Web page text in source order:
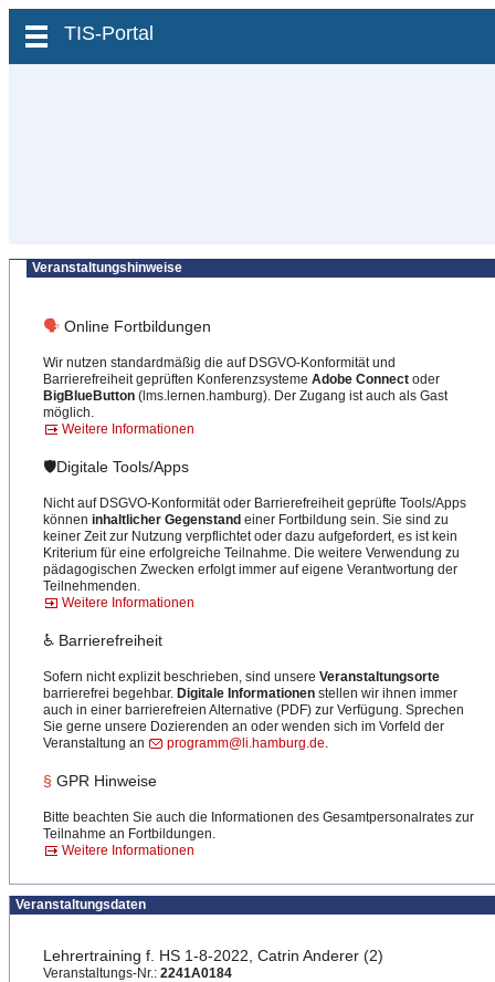
zum Inhalt wechseln
TIS-Portal
Veranstaltungshinweise
🗣 Online Fortbildungen
Wir nutzen standardmäßig die auf DSGVO-Konformität und
Barrierefreiheit geprüften Konferenzsysteme Adobe Connect oder
BigBlueButton (lms.lernen.hamburg). Der Zugang ist auch als Gast
möglich.
Weitere Informationen
🛡️Digitale Tools/Apps
Nicht auf DSGVO-Konformität oder Barrierefreiheit geprüfte Tools/Apps
können inhaltlicher Gegenstand einer Fortbildung sein. Sie sind zu
keiner Zeit zur Nutzung verpflichtet oder dazu aufgefordert, es ist kein
Kriterium für eine erfolgreiche Teilnahme. Die weitere Verwendung zu
pädagogischen Zwecken erfolgt immer auf eigene Verantwortung der
Teilnehmenden.
Weitere Informationen
♿ Barrierefreiheit
Sofern nicht explizit beschrieben, sind unsere Veranstaltungsorte
barrierefrei begehbar. Digitale Informationen stellen wir ihnen immer
auch in einer barrierefreien Alternative (PDF) zur Verfügung. Sprechen
Sie gerne unsere Dozierenden an oder wenden sich im Vorfeld der
Veranstaltung an
programm@li.hamburg.de.
§ GPR Hinweise
Bitte beachten Sie auch die Informationen des Gesamtpersonalrates zur
Teilnahme an Fortbildungen.
Weitere Informationen
Veranstaltungsdaten
Lehrertraining f. HS 1-8-2022, Catrin Anderer (2)
Veranstaltungs-Nr.: 2241A0184